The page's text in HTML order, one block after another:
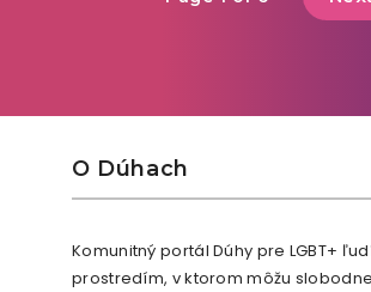
O Dúhach
Komunitný portál Dúhy pre LGBT+
prostredím, v ktorom môžu